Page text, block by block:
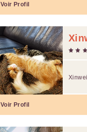
Voir Profil
Voir Profil